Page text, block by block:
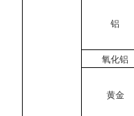
铝
氧化铝
黄金